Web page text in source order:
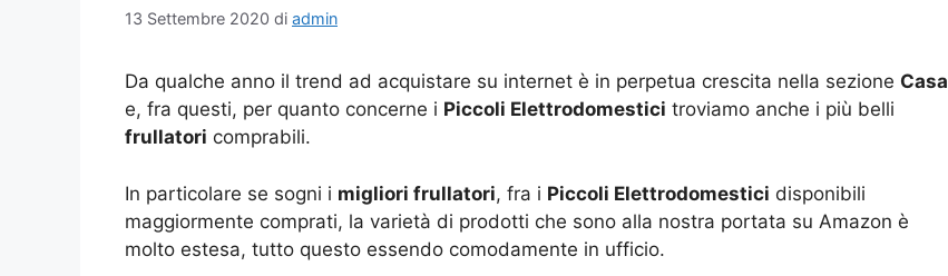
13 Settembre 2020 di admin
Da qualche anno il trend ad acquistare su internet è in perpetua crescita nella sezione Casa
e, fra questi, per quanto concerne i Piccoli Elettrodomestici troviamo anche i più belli
frullatori comprabili.
In particolare se sogni i migliori frullatori, fra i Piccoli Elettrodomestici disponibili
maggiormente comprati, la varietà di prodotti che sono alla nostra portata su Amazon è
molto estesa, tutto questo essendo comodamente in ufficio.